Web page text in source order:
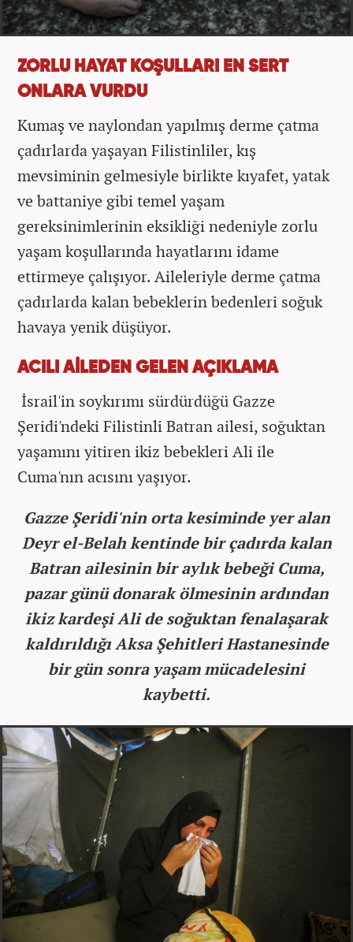
ZORLU HAYAT KOŞULLARI EN SERT
ONLARA VURDU
Kumaş ve naylondan yapılmış derme çatma
çadırlarda yaşayan Filistinliler, kış
mevsiminin gelmesiyle birlikte kıyafet, yatak
ve battaniye gibi temel yaşam
gereksinimlerinin eksikliği nedeniyle zorlu
yaşam koşullarında hayatlarını idame
ettirmeye çalışıyor. Aileleriyle derme çatma
çadırlarda kalan bebeklerin bedenleri soğuk
havaya yenik düşüyor.
ACILI AİLEDEN GELEN AÇIKLAMA
İsrail'in soykırımı sürdürdüğü Gazze
Şeridi'ndeki Filistinli Batran ailesi, soğuktan
yaşamını yitiren ikiz bebekleri Ali ile
Cuma'nın acısını yaşıyor.
Gazze Şeridi'nin orta kesiminde yer alan
Deyr el-Belah kentinde bir çadırda kalan
Batran ailesinin bir aylık bebeği Cuma,
pazar günü donarak ölmesinin ardından
ikiz kardeşi Ali de soğuktan fenalaşarak
kaldırıldığı Aksa Şehitleri Hastanesinde
bir gün sonra yaşam mücadelesini
kaybetti.